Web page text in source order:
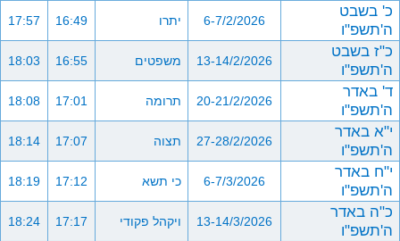
כ' בשבט
ה'תשפ"ו
6-7/2/2026 יתרו 16:49
17:57
כ"ז בשבט
ה'תשפ"ו
13-14/2/2026 משפטים 16:55
18:03
ד' באדר
ה'תשפ"ו
20-21/2/2026 תרומה 17:01
18:08
י"א באדר
ה'תשפ"ו
27-28/2/2026 תצוה 17:07
18:14
י"ח באדר
ה'תשפ"ו
6-7/3/2026 כי תשא 17:12
18:19
כ"ה באדר
ה'תשפ"ו
13-14/3/2026 ויקהל פקודי 17:17
18:24